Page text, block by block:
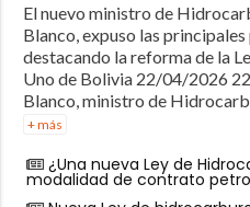
El nuevo ministro de
Blanco, expuso las
destacando la reforma de la
Uno de Bolivia 22/04/2026
Blanco, ministro de
+ más
¿Una nueva Ley de
modalidad de contrato